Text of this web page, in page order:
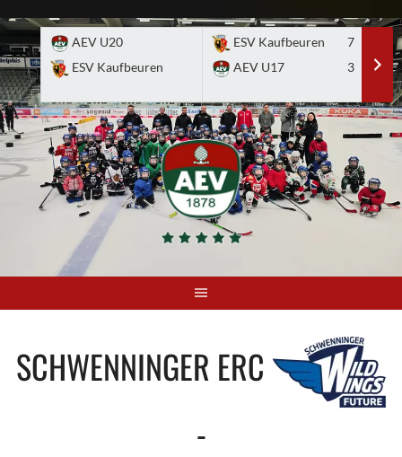
to
content
AEV U20
ESV Kaufbeuren
ESV Kaufbeuren
7
AEV U17
3
SCHWENNINGER ERC
-